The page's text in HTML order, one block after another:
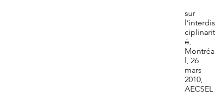
sur
l’interdis
ciplinarit
é,
Montréa
l, 26
mars
2010,
AECSEL